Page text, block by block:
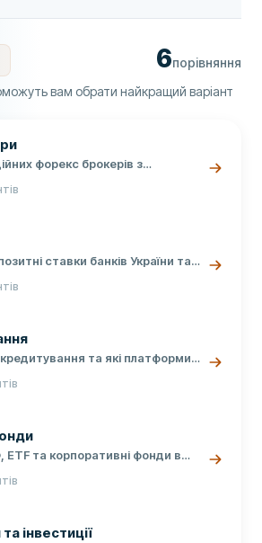
6порівняння
вам обрати найкращий варіант
форекс брокерів з
торгувати на Форекс безпечно
ставки банків України та
час воєнного стану * Актуальні
та які платформи
умов для інвесторів і
ETF та корпоративні фонди в
надійний фонд для
інвестиції